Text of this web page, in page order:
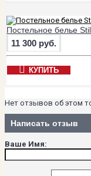
Постельное белье
11 300 руб.
КУПИТЬ
Нет отзывов об этом
Написать отзыв
Ваше Имя: